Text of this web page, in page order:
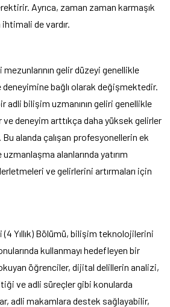
Ayrıca, zaman zaman karmaşık
de vardır.
gelir düzeyi genellikle
bağlı olarak değişmektedir.
adli bilişim uzmanının geliri genellikle
deneyim arttıkça daha yüksek gelirler
alanda çalışan profesyonellerin ek
alanlarında yatırım
ve gelirlerini artırmaları için
Yıllık) Bölümü, bilişim teknolojilerini
kullanmayı hedefleyen bir
öğrenciler, dijital delillerin analizi,
ve adli süreçler gibi konularda
adli makamlara destek sağlayabilir,